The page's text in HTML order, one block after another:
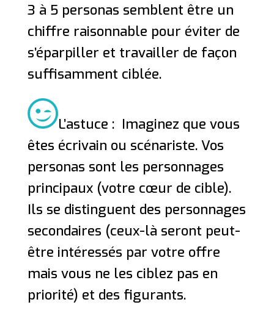
3 à 5 personas semblent être un
chiffre raisonnable pour éviter de
s’éparpiller et travailler de façon
suffisamment ciblée.
L’astuce : Imaginez que vous
êtes écrivain ou scénariste. Vos
personas sont les personnages
principaux (votre cœur de cible).
Ils se distinguent des personnages
secondaires (ceux-là seront peut-
être intéressés par votre offre
mais vous ne les ciblez pas en
priorité) et des figurants.